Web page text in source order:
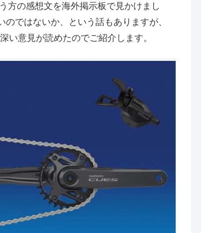
方の感想文を海外掲示板で見かけまし
ではないか、という話もありますが、
い意見が読めたのでご紹介します。